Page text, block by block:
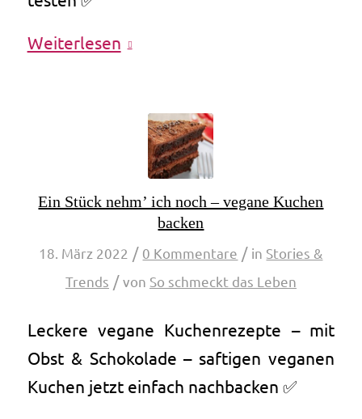
Weiterlesen
Ein Stück nehm’ ich noch – vegane Kuchen
backen
18. März 2022 / 0 Kommentare / in Stories &
Trends / von So schmeckt das Leben
Leckere vegane Kuchenrezepte – mit
Obst & Schokolade – saftigen veganen
Kuchen jetzt einfach nachbacken ✅